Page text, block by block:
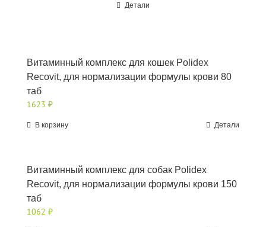
Детали
Витаминный комплекс для кошек Polidex
Recovit, для нормализации формулы крови 80
таб
1623 ₽
В корзину Детали
Витаминный комплекс для собак Polidex
Recovit, для нормализации формулы крови 150
таб
1062 ₽